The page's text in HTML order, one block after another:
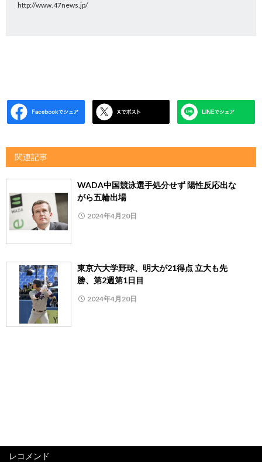
http://www.47news.jp/
関連記事
WADA中国競泳選手処分せず 陽性反応出な
がら五輪出場
2024年4月20日
東京六大学野球、明大が21得点 立大も先
勝、第2週第1日目
2024年4月20日
レコメンド